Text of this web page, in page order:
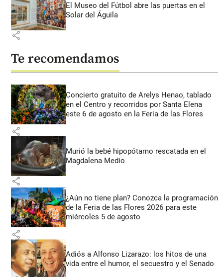
El Museo del Fútbol abre las puertas en el
Solar del Águila
share
Te recomendamos
Concierto gratuito de Arelys Henao, tablado
en el Centro y recorridos por Santa Elena
este 6 de agosto en la Feria de las Flores
share
Murió la bebé hipopótamo rescatada en el
Magdalena Medio
share
¿Aún no tiene plan? Conozca la programación
de la Feria de las Flores 2026 para este
miércoles 5 de agosto
share
Adiós a Alfonso Lizarazo: los hitos de una
vida entre el humor, el secuestro y el Senado